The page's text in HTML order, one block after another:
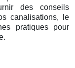
des conseils
canalisations, le
pratiques pour